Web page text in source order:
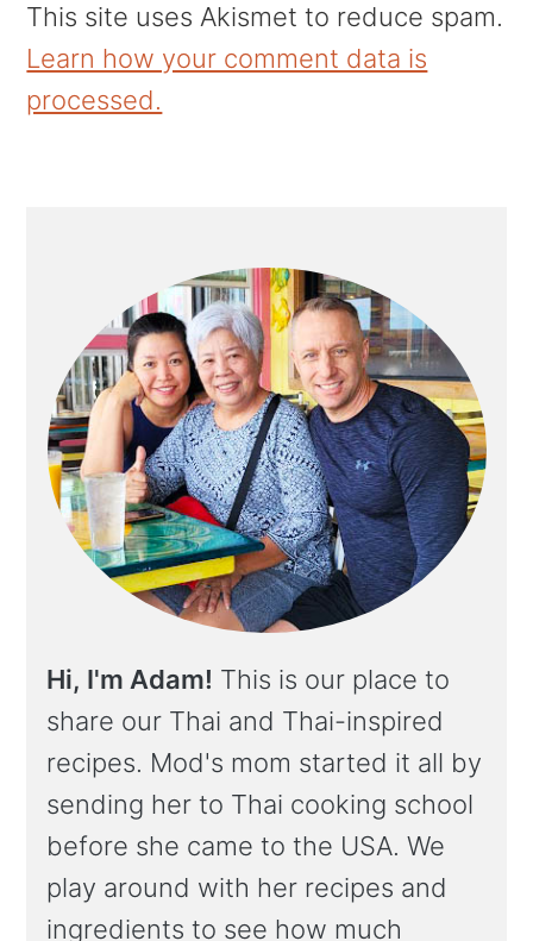
This site uses Akismet to reduce spam.
Learn how your comment data is
processed.
Hi, I'm Adam! This is our place to
share our Thai and Thai-inspired
recipes. Mod's mom started it all by
sending her to Thai cooking school
before she came to the USA. We
play around with her recipes and
ingredients to see how much